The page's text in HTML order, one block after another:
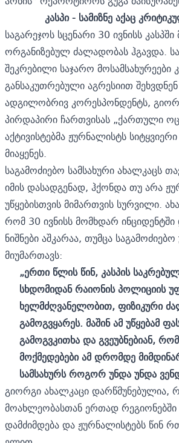
კასპი- სამიზნე აქაც
საგარეჯოს სცენარი 30 ივნისს
ორგანიზებულ ძალადობას ჰგავდა.
შეკრებილი საჯარო მოსამსახურეები
განსაკუთრებული აგრესიით
ადგილობრივ კორესპონდენტს,
პირდაპირი ჩართვისას „ქართული
აქტივისტებმა ჟურნალისტს
მიაყენეს.
საგამოძიებო სამსახური ახალკაცს
იმის დასადგენად, ჰქონდა თუ არა
უწყებისთვის მიმართვის სურვილი.
რომ 30 ივნისს მომხდარ
ნიშნები აშკარაა, თუმცა
მიუმართავს:
„ერთი წლის წინ,კასპის
სხდომიდან რაიონის პოლიციის
ხელმძღვანელობით,ფიზიკური
გამოგვყარეს. მაშინ ამ უწყებამფ
გამოგვკითხადა გვეუბნებიან, რომ
მოქმედებებიამდრომდე
სამსახურსროგორუნდაუნდა
გიორგი ახალკაცი დარწმუნებულია,
მოახლეობასთან ერთად
დამძიმდება და ჟურნალისტებს წინ